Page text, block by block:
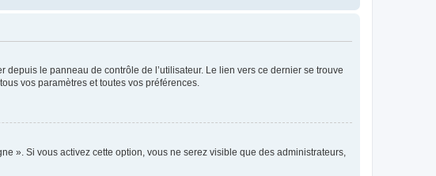
le panneau de contrôle de l’utilisateur. Le lien vers ce dernier se trouve
vos paramètres et toutes vos préférences.
». Si vous activez cette option, vous ne serez visible que des administrateurs,